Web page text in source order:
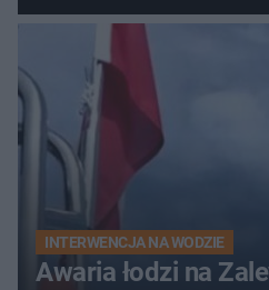
do
INTERWENCJA NA WODZIE
Awaria łodzi na